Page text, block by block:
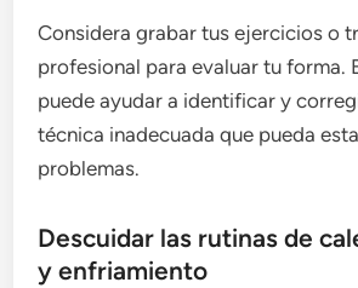
Considera grabar tus ejercicios o
profesional para evaluar tu forma.
puede ayudar a identificar y
técnica inadecuada que pueda
problemas.
Descuidar las rutinas de
y enfriamiento